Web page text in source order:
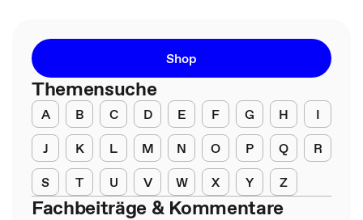
Shop
Themensuche
A B C D E F G H
I
J
K L M N O P Q
R
S
T U V W X Y Z
Fachbeiträge & Kommentare